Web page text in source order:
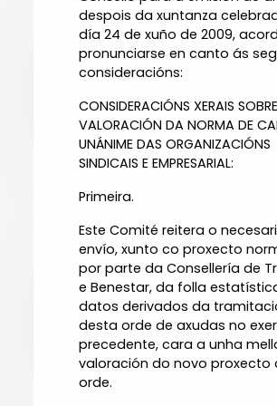
despois da xuntanza
día 24 de xuño de 2009,
pronunciarse en canto ás
consideracións:
CONSIDERACIÓNS XERAIS
VALORACIÓN DA NORMA DE
UNÁNIME DAS ORGANIZACIÓNS
SINDICAIS E EMPRESARIAL:
Primeira.
Este Comité reitera o
envío, xunto co proxecto
por parte da Consellería de
e Benestar, da folla
datos derivados da
desta orde de axudas no
precedente, cara a unha
valoración do novo proxecto
orde.